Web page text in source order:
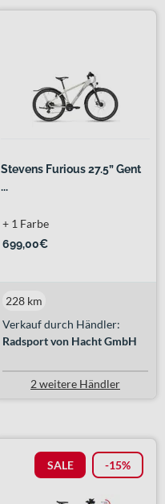
Stevens Furious 27.5” Gent
...
699,00€
+ 1 Farbe
Verkauf durch Händler:
Radsport von Hacht GmbH
228 km
2 weitere Händler
SALE -15%